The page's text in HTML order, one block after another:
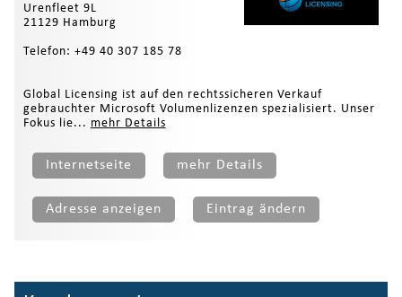
Urenfleet 9L
21129 Hamburg
Telefon: +49 40 307 185 78
Global Licensing ist auf den rechtssicheren Verkauf
gebrauchter Microsoft Volumenlizenzen spezialisiert. Unser
Fokus lie... mehr Details
Internetseite mehr Details
Adresse anzeigen Eintrag ändern